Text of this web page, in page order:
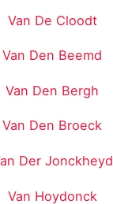
Van De Cloodt
Van Den Beemd
Van Den Bergh
Van Den Broeck
Der Jonckheyd
Van Hoydonck